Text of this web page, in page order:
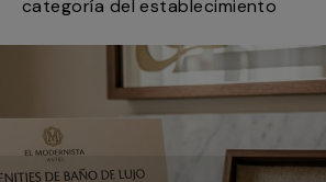
categoría del establecimiento